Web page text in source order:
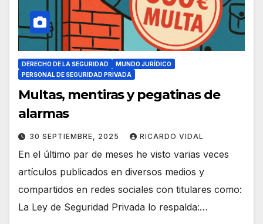
DERECHO DE LA SEGURIDAD
MUNDO JURÍDICO
PERSONAL DE SEGURIDAD PRIVADA
Multas, mentiras y pegatinas de
alarmas
30 SEPTIEMBRE, 2025 RICARDO VIDAL
En el último par de meses he visto varias veces
artículos publicados en diversos medios y
compartidos en redes sociales con titulares como:
La Ley de Seguridad Privada lo respalda:…